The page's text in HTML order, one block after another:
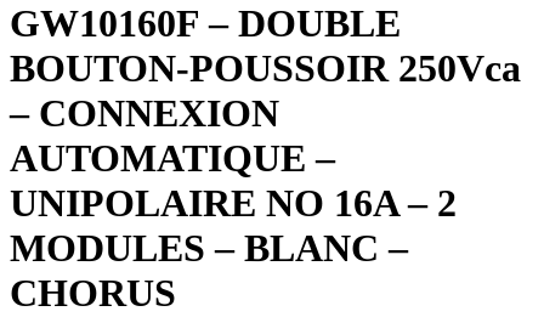
GW10160F – DOUBLE
BOUTON-POUSSOIR 250Vca
– CONNEXION
AUTOMATIQUE –
UNIPOLAIRE NO 16A – 2
MODULES – BLANC –
CHORUS